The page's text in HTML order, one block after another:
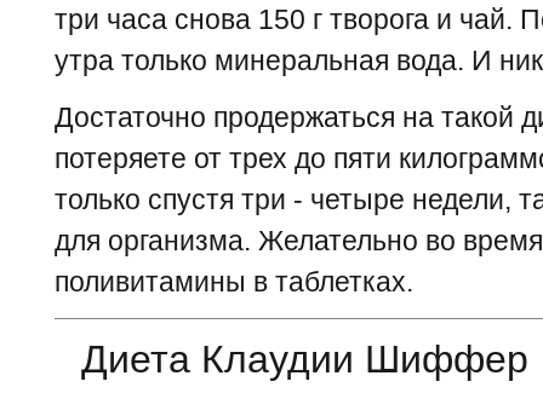
три часа снова 150 г творога и чай.
утра только минеральная вода. И
Достаточно продержаться на такой
потеряете от трех до пяти
только спустя три - четыре недели,
для организма. Желательно во
поливитамины в таблетках.
Диета Клаудии Шиффер